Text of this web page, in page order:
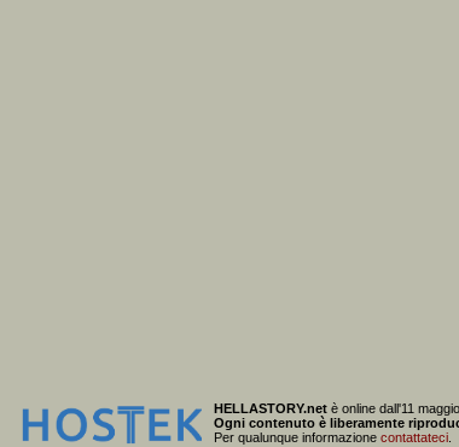
HELLASTORY.netè online dall'11
Ogni contenuto è liberamente
Per qualunque informazione contattateci.